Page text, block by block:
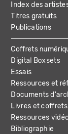
Index des
Titres gratuits
Publications
Coffrets
Digital Boxsets
Essais
Ressources et
Documents
Livres et coffrets
Ressources
Bibliographie